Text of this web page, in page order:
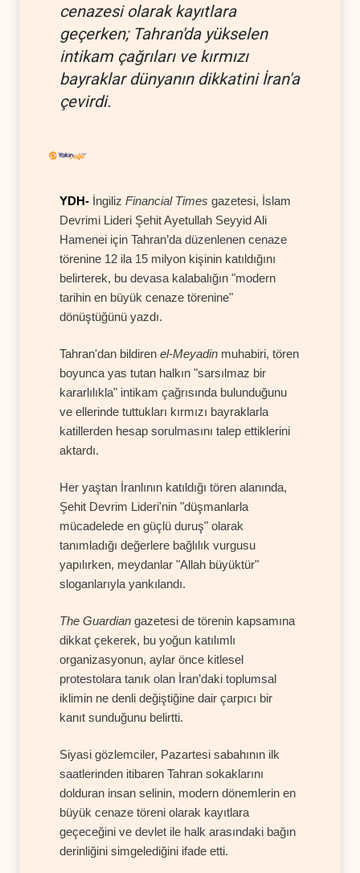
cenazesi olarak kayıtlara
geçerken; Tahran'da yükselen
intikam çağrıları ve kırmızı
bayraklar dünyanın dikkatini İran'a
çevirdi.
YDH- İngiliz Financial Times gazetesi, İslam
Devrimi Lideri Şehit Ayetullah Seyyid Ali
Hamenei için Tahran’da düzenlenen cenaze
törenine 12 ila 15 milyon kişinin katıldığını
belirterek, bu devasa kalabalığın "modern
tarihin en büyük cenaze törenine"
dönüştüğünü yazdı.
Tahran'dan bildiren el-Meyadin muhabiri, tören
boyunca yas tutan halkın "sarsılmaz bir
kararlılıkla" intikam çağrısında bulunduğunu
ve ellerinde tuttukları kırmızı bayraklarla
katillerden hesap sorulmasını talep ettiklerini
aktardı.
Her yaştan İranlının katıldığı tören alanında,
Şehit Devrim Lideri'nin "düşmanlarla
mücadelede en güçlü duruş" olarak
tanımladığı değerlere bağlılık vurgusu
yapılırken, meydanlar "Allah büyüktür"
sloganlarıyla yankılandı.
The Guardian gazetesi de törenin kapsamına
dikkat çekerek, bu yoğun katılımlı
organizasyonun, aylar önce kitlesel
protestolara tanık olan İran’daki toplumsal
iklimin ne denli değiştiğine dair çarpıcı bir
kanıt sunduğunu belirtti.
Siyasi gözlemciler, Pazartesi sabahının ilk
saatlerinden itibaren Tahran sokaklarını
dolduran insan selinin, modern dönemlerin en
büyük cenaze töreni olarak kayıtlara
geçeceğini ve devlet ile halk arasındaki bağın
derinliğini simgelediğini ifade etti.